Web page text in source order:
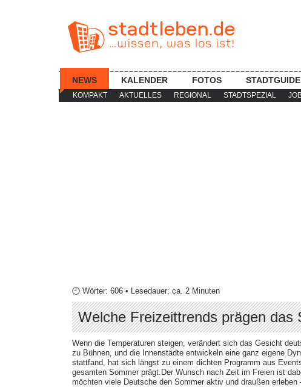
KOMPAKT AKTUELLES REGIONAL STADTSPEZIAL
NEWS KALENDER FOTOS STADTGUIDE
🕘 Wörter: 606 • Lesedauer: ca. 2 Minuten
Welche Freizeittrends prägen das
Wenn die Temperaturen steigen, verändert sich das Gesicht
zu Bühnen, und die Innenstädte entwickeln eine ganz eigene
stattfand, hat sich längst zu einem dichten Programm aus
gesamten Sommer prägt.Der Wunsch nach Zeit im Freien ist
möchten viele Deutsche den Sommer aktiv und draußen